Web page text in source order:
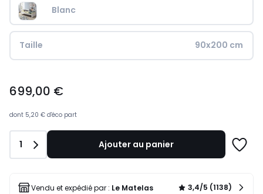
Blanc
Taille 90x200 cm
€.
699,00 €
dont 5,20 € d'éco part
Quantité
1 Ajouter au panier
liste
Vendu et expédié par : Le Matelas 3,4/5 (1138)